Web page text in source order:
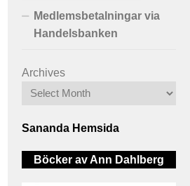
Medlemsbetalningar via
Handelsbanken
Archives
Sananda Hemsida
Böcker av Ann Dahlberg